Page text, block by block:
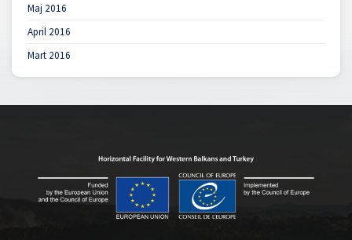
Maj 2016
April 2016
Mart 2016